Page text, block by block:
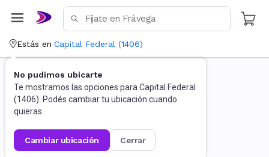
Estás en Capital Federal (1406)
No pudimos ubicarte
Te mostramos las opciones para Capital Federal
(1406). Podés cambiar tu ubicación cuando
quieras.
cambiar ubicación cerrar
La página no existe